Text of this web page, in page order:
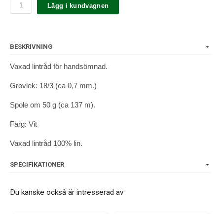
Lägg i kundvagnen
BESKRIVNING
Vaxad lintråd för handsömnad.
Grovlek: 18/3 (ca 0,7 mm.)
Spole om 50 g (ca 137 m).
Färg: Vit
Vaxad lintråd 100% lin.
SPECIFIKATIONER
Du kanske också är intresserad av